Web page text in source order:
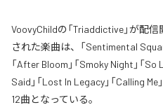
VoovyChildの「Triaddictive」が配
された楽曲は、「Sentimental
「After Bloom」「Smoky Night」「So
Said」「Lost In Legacy」「Calling Me
12曲となっている。